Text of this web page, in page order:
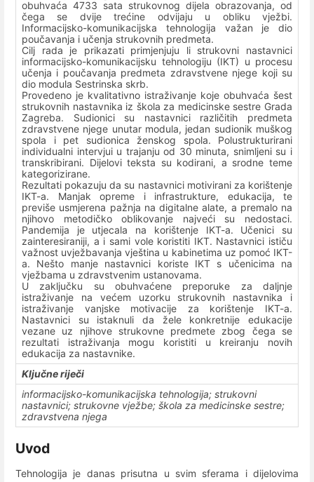
obuhvaća 4733 sata strukovnog dijela obrazovanja, od
čega se dvije trećine odvijaju u obliku vježbi.
Informacijsko-komunikacijska tehnologija važan je dio
poučavanja i učenja strukovnih predmeta.
Cilj rada je prikazati primjenjuju li strukovni nastavnici
informacijsko-komunikacijsku tehnologiju (IKT) u procesu
učenja i poučavanja predmeta zdravstvene njege koji su
dio modula Sestrinska skrb.
Provedeno je kvalitativno istraživanje koje obuhvaća šest
strukovnih nastavnika iz škola za medicinske sestre Grada
Zagreba. Sudionici su nastavnici različitih predmeta
zdravstvene njege unutar modula, jedan sudionik muškog
spola i pet sudionica ženskog spola. Polustrukturirani
individualni intervjui u trajanju od 30 minuta, snimljeni su i
transkribirani. Dijelovi teksta su kodirani, a srodne teme
kategorizirane.
Rezultati pokazuju da su nastavnici motivirani za korištenje
IKT-a. Manjak opreme i infrastrukture, edukacija, te
previše usmjerena pažnja na digitalne alate, a premalo na
njihovo metodičko oblikovanje najveći su nedostaci.
Pandemija je utjecala na korištenje IKT-a. Učenici su
zainteresiraniji, a i sami vole koristiti IKT. Nastavnici ističu
važnost uvježbavanja vještina u kabinetima uz pomoć IKT-
a. Nešto manje nastavnici koriste IKT s učenicima na
vježbama u zdravstvenim ustanovama.
U zaključku su obuhvaćene preporuke za daljnje
istraživanje na većem uzorku strukovnih nastavnika i
istraživanje vanjske motivacije za korištenje IKT-a.
Nastavnici su istaknuli da žele konkretnije edukacije
vezane uz njihove strukovne predmete zbog čega se
rezultati istraživanja mogu koristiti u kreiranju novih
edukacija za nastavnike.
Ključne riječi
informacijsko-komunikacijska tehnologija; strukovni
nastavnici; strukovne vježbe; škola za medicinske sestre;
zdravstvena njega
Uvod
Tehnologija je danas prisutna u svim sferama i dijelovima